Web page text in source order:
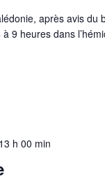
après avis
9 heures dans
13 h 00 min